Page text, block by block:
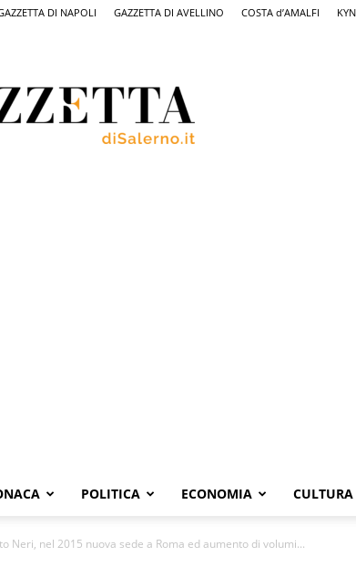
DI NAPOLI GAZZETTA DI AVELLINO COSTA d’AMALFI
Salerno,
il
quotidiano
POLITICA ECONOMIA CULTURA
Neri, nel 2015 nuova sede a Roma ed aumento di volumi...